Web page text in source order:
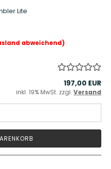
Lite
abweichend)
197,00 EUR
inkl. 19% MwSt. zzgl. Versand